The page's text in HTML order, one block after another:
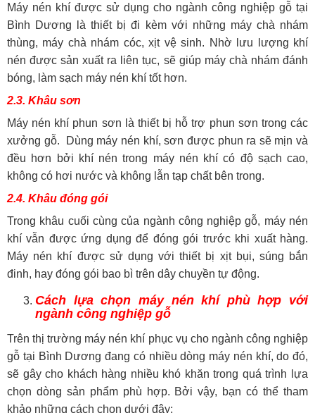
Máy nén khí được sử dụng cho ngành công nghiệp gỗ tại
Bình Dương là thiết bị đi kèm với những máy chà nhám
thùng, máy chà nhám cóc, xịt vệ sinh. Nhờ lưu lượng khí
nén được sản xuất ra liên tục, sẽ giúp máy chà nhám đánh
bóng, làm sạch máy nén khí tốt hơn.
2.3. Khâu sơn
Máy nén khí phun sơn là thiết bị hỗ trợ phun sơn trong các
xưởng gỗ. Dùng máy nén khí, sơn được phun ra sẽ mịn và
đều hơn bởi khí nén trong máy nén khí có độ sạch cao,
không có hơi nước và không lẫn tạp chất bên trong.
2.4. Khâu đóng gói
Trong khâu cuối cùng của ngành công nghiệp gỗ, máy nén
khí vẫn được ứng dụng để đóng gói trước khi xuất hàng.
Máy nén khí được sử dụng với thiết bị xịt bụi, súng bắn
đinh, hay đóng gói bao bì trên dây chuyền tự động.
Cách lựa chọn máy nén khí phù hợp với
ngành công nghiệp gỗ
Trên thị trường máy nén khí phục vụ cho ngành công nghiệp
gỗ tại Bình Dương đang có nhiều dòng máy nén khí, do đó,
sẽ gây cho khách hàng nhiều khó khăn trong quá trình lựa
chọn dòng sản phẩm phù hợp. Bởi vậy, bạn có thể tham
khảo những cách chọn dưới đây: